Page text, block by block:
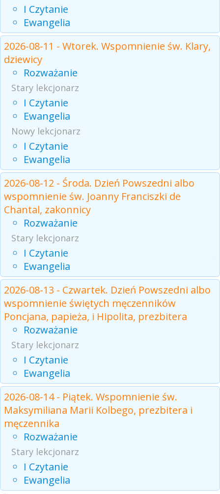
I Czytanie
Ewangelia
2026-08-11 - Wtorek. Wspomnienie św. Klary,
dziewicy
Rozważanie
Stary lekcjonarz
I Czytanie
Ewangelia
Nowy lekcjonarz
I Czytanie
Ewangelia
2026-08-12 - Środa. Dzień Powszedni albo
wspomnienie św. Joanny Franciszki de
Chantal, zakonnicy
Rozważanie
Stary lekcjonarz
I Czytanie
Ewangelia
2026-08-13 - Czwartek. Dzień Powszedni albo
wspomnienie świętych męczenników
Poncjana, papieża, i Hipolita, prezbitera
Rozważanie
Stary lekcjonarz
I Czytanie
Ewangelia
2026-08-14 - Piątek. Wspomnienie św.
Maksymiliana Marii Kolbego, prezbitera i
męczennika
Rozważanie
Stary lekcjonarz
I Czytanie
Ewangelia